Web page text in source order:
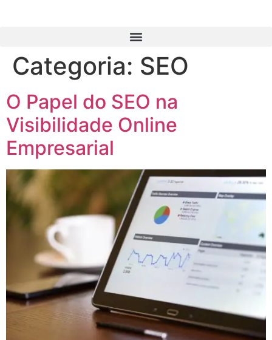
Categoria: SEO
O Papel do SEO na
Visibilidade Online
Empresarial